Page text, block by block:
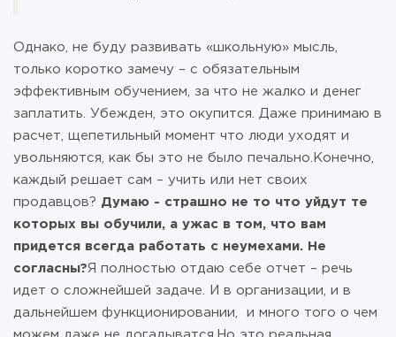
Однако, не буду развивать «школьную» мысль,
только коротко замечу – с обязательным
эффективным обучением, за что не жалко и денег
заплатить. Убежден, это окупится. Даже принимаю в
расчет, щепетильный момент что люди уходят и
увольняются, как бы это не было печально.Конечно,
каждый решает сам – учить или нет своих
продавцов? Думаю - страшно не то что уйдут те
которых вы обучили, а ужас в том, что вам
придется всегда работать с неумехами. Не
согласны?Я полностью отдаю себе отчет – речь
идет о сложнейшей задаче. И в организации, и в
дальнейшем функционировании, и много того о чем